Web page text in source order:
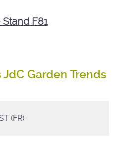
F81
Garden Trends
(FR)